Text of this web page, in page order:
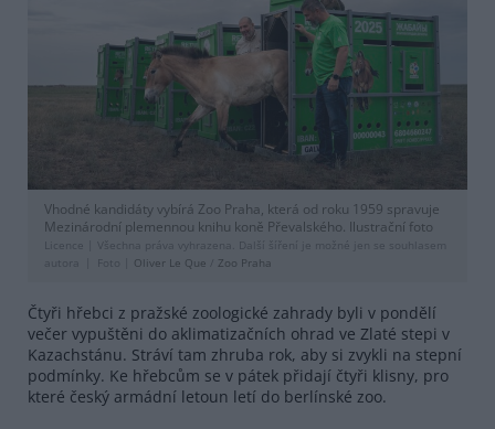
Vhodné kandidáty vybírá Zoo Praha, která od roku 1959 spravuje
Mezinárodní plemennou knihu koně Převalského. Ilustrační foto
Licence |
Všechna práva vyhrazena. Další šíření je možné jen se souhlasem
autora
Foto | Oliver Le Que Zoo Praha
Čtyři hřebci z pražské zoologické zahrady byli v pondělí
večer vypuštěni do aklimatizačních ohrad ve Zlaté stepi v
Kazachstánu. Stráví tam zhruba rok, aby si zvykli na stepní
podmínky. Ke hřebcům se v pátek přidají čtyři klisny, pro
které český armádní letoun letí do berlínské zoo.